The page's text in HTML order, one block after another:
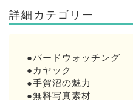
詳細カテゴリー
●バードウォッチング
● カヤック
●手賀沼の魅力
●無料写真素材